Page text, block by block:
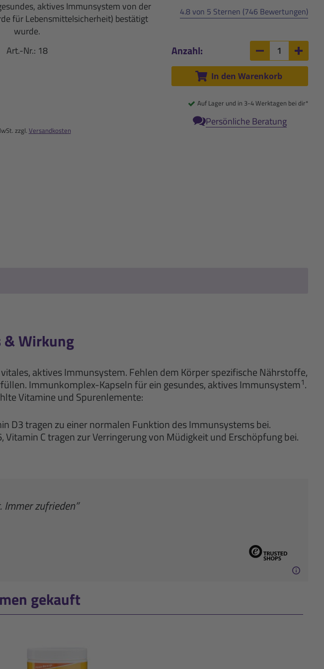
aktives Immunsystem von der
für Lebensmittelsicherheit) bestätigt
wurde.
Art.-Nr.: 18
zzgl.Versandkosten
4.8 von 5 Sternen (746 Bewertungen)
Anzahl: Anzahl um 1
In den Warenkorb
Auf Lager und in 3-4 Werktagen bei dir*
Persönliche Beratung
Wirkung
aktives Immunsystem. Fehlen dem Körper spezifische Nährstoffe,
Immunkomplex-Kapseln für ein gesundes, aktives Immunsystem1.
Vitamine und Spurenlemente:
D3 tragen zu einer normalen Funktion des Immunsystems bei.
C tragen zur Verringerung von Müdigkeit und Erschöpfung bei.
Immer zufrieden”
gekauft